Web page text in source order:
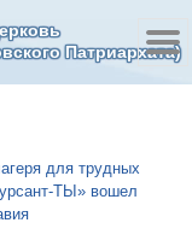
Патриархата)
для трудных
ТЫ» вошел